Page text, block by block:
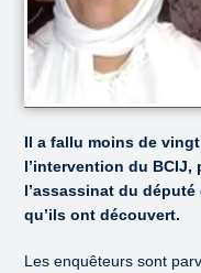
Il a fallu moins de
l’intervention du
l’assassinat du député
qu’ils ont découvert.
Les enquêteurs sont